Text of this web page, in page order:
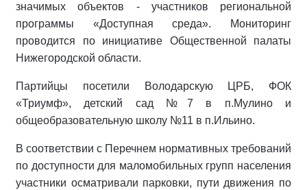
значимых объектов - участников региональной
программы «Доступная среда». Мониторинг
проводится по инициативе Общественной палаты
Нижегородской области.
Партийцы посетили Володарскую ЦРБ, ФОК
«Триумф», детский сад №7 в п.Мулино и
общеобразовательную школу №11 в п.Ильино.
В соответствии с Перечнем нормативных требований
по доступности для маломобильных групп населения
участники осматривали парковки, пути движения по